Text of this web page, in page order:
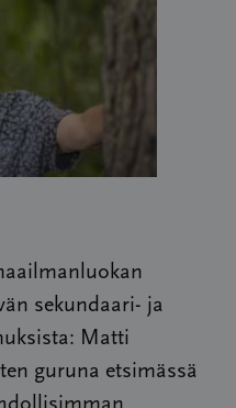
sekundaari- ja
Matti
guruna etsimässä